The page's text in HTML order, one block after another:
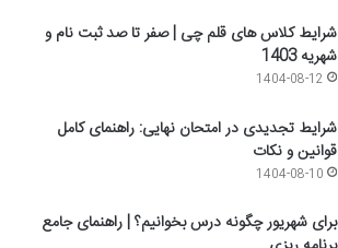
شرایط کلاس های قلم چی | صفر تا صد ثبت نام و
شهریه 1403
1404-08-12
شرایط تجدیدی در امتحان نهایی: راهنمای کامل
قوانین و نکات
1404-08-10
برای شهریور چگونه درس بخوانیم؟ | راهنمای جامع